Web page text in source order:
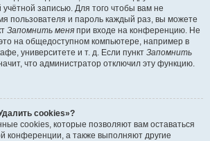
записью. Для того чтобы вам не
пользователя и пароль каждый раз, вы можете
Запомнить меня при входе на конференцию. Не
на общедоступном компьютере, например в
университете и т. д. Если пункт Запомнить
что администратор отключил эту функцию.
cookies»?
cookies, которые позволяют вам оставаться
конференции, а также выполняют другие